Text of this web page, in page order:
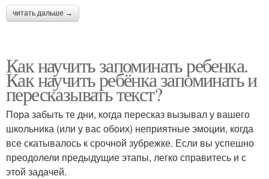
читать дальше →
Как научить запоминать ребенка.
Как научить ребёнка запоминать и
пересказывать текст?
Пора забыть те дни, когда пересказ вызывал у вашего
школьника (или у вас обоих) неприятные эмоции, когда
все скатывалось к срочной зубрежке. Если вы успешно
преодолели предыдущие этапы, легко справитесь и с
этой задачей.